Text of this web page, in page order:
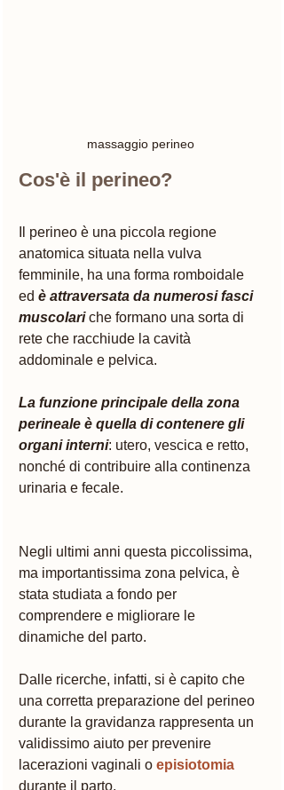
massaggio perineo
Cos'è il perineo?
Il perineo è una piccola regione
anatomica situata nella vulva
femminile, ha una forma romboidale
ed è attraversata da numerosi fasci
muscolari che formano una sorta di
rete che racchiude la cavità
addominale e pelvica.
La funzione principale della zona
perineale è quella di contenere gli
organi interni: utero, vescica e retto,
nonché di contribuire alla continenza
urinaria e fecale.
Negli ultimi anni questa piccolissima,
ma importantissima zona pelvica, è
stata studiata a fondo per
comprendere e migliorare le
dinamiche del parto.
Dalle ricerche, infatti, si è capito che
una corretta preparazione del perineo
durante la gravidanza rappresenta un
validissimo aiuto per prevenire
lacerazioni vaginali o episiotomia
durante il parto.